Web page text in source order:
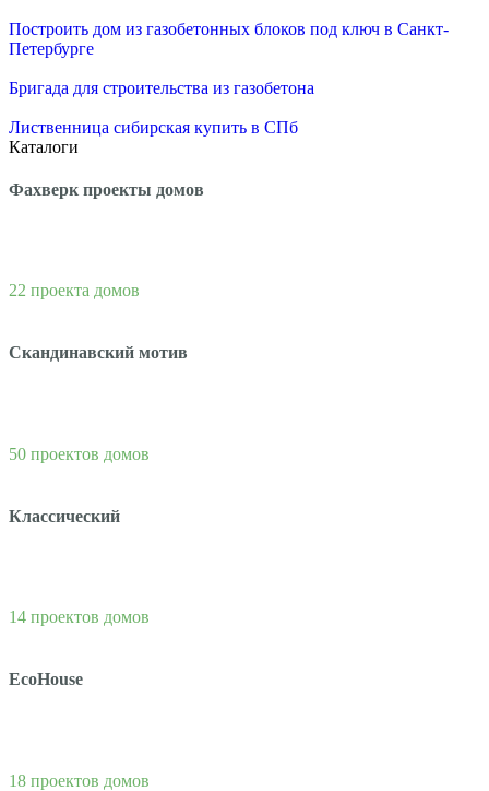
Построить дом из газобетонных блоков под ключ в Санкт-
Петербурге
Бригада для строительства из газобетона
Лиственница сибирская купить в СПб
Каталоги
Фахверк проекты домов
22 проекта домов
Скандинавский мотив
50 проектов домов
Классический
14 проектов домов
EcoHouse
18 проектов домов